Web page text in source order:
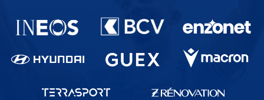
Partenaires du lausanne-Sport